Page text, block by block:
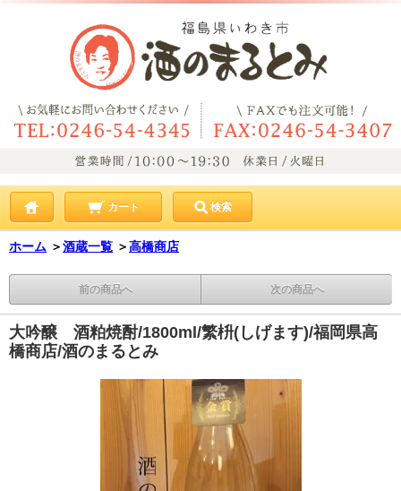
カート 検索
ホーム ＞酒蔵一覧 ＞高橋商店
前の商品へ 次の商品へ
大吟醸 酒粕焼酎/1800ml/繁枡(しげます)/福岡県高
橋商店/酒のまるとみ